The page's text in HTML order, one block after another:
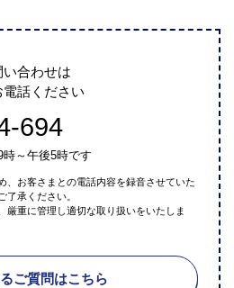
合わせは
話ください
694
～午後5時です
、お客さまとの電話内容を録音させていた
了承ください。
厳重に管理し適切な取り扱いをいたしま
ご質問はこちら